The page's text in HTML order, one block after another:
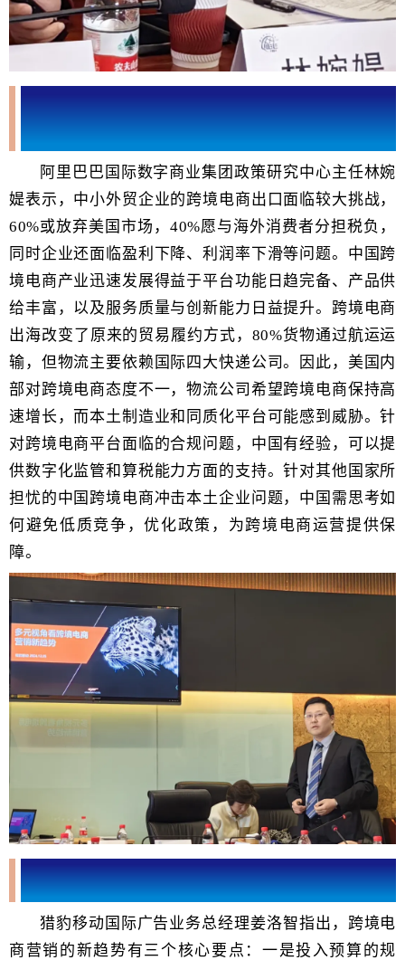
阿里巴巴国际数字商业集团政策研究中心主任林婉
媞表示，中小外贸企业的跨境电商出口面临较大挑战，
60%或放弃美国市场，40%愿与海外消费者分担税负 ，
同时企业还面临盈利下降、利润率下滑等问题。中国跨
境电商产业迅速发展得益于平台功能日趋完备、产品供
给丰富，以及服务质量与创新能力日益提升。跨境电商
出海改变了原来的贸易履约方式， 80%货物通过航运运
输 ，但物流主要依赖国际四大快递公司。因此，美国内
部对跨境电商态度不一，物流公司希望跨境电商保持高
速增长，而本土制造业和同质化平台可能感到威胁。针
对跨境电商平台面临的合规问题，中国有经验，可以提
供数字化监管和算税能力方面的支持。针对其他国家所
担忧的中国跨境电商冲击本土企业问题，中国需思考如
何避免低质竞争，优化政策，为跨境电商运营提供保
障。
猎豹移动国际广告业务总经理姜洛智作题为《多元视角看
跨境电商营销新趋势》的主题演讲
猎豹移动国际广告业务总经理姜洛智指出，跨境电
商营销的新趋势有三个核心要点：一是投入预算的规